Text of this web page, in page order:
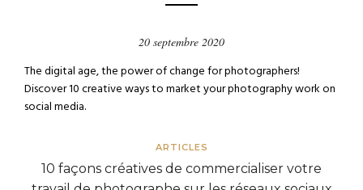
20 septembre 2020
The digital age, the power of change for photographers!
Discover 10 creative ways to market your photography work on
social media.
ARTICLES
10 façons créatives de commercialiser votre